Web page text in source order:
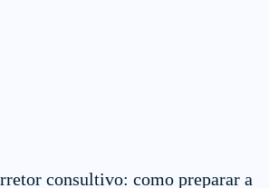
consultivo: como preparar a